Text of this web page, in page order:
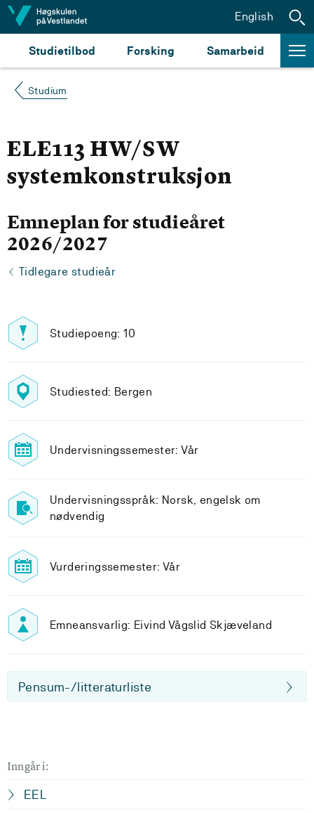
Hopp til innhald
Studietilbod Forsking Samarbeid
English
Studium
ELE113 HW/SW
systemkonstruksjon
Emneplan for studieåret
2026/2027
Tidlegare studieår
Studiepoeng: 10
Studiested: Bergen
Undervisningssemester: Vår
Undervisningsspråk: Norsk, engelsk om
nødvendig
Vurderingssemester: Vår
Emneansvarlig: Eivind Vågslid Skjæveland
Pensum-/litteraturliste
Inngår i:
EEL